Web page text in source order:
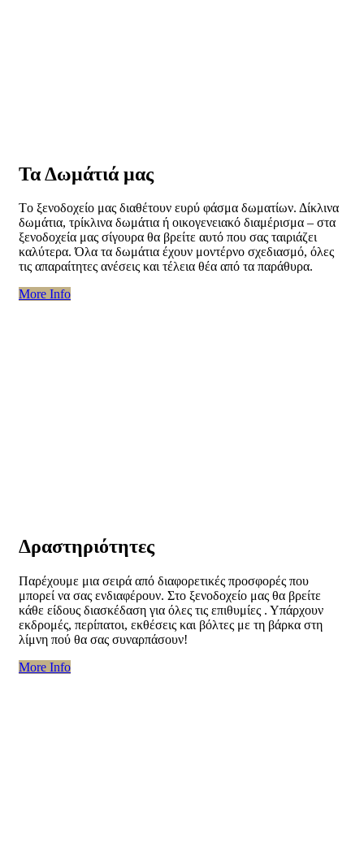
Τα Δωμάτιά μας
Τo ξενοδοχείo μας διαθέτουν ευρύ φάσμα δωματίων. Δίκλινα
δωμάτια, τρίκλινα δωμάτια ή οικογενειακό διαμέρισμα – στα
ξενοδοχεία μας σίγουρα θα βρείτε αυτό που σας ταιριάζει
καλύτερα. Όλα τα δωμάτια έχουν μοντέρνο σχεδιασμό, όλες
τις απαραίτητες ανέσεις και τέλεια θέα από τα παράθυρα.
More Info“Τα
Δραστηριότητες
Παρέχουμε μια σειρά από διαφορετικές προσφορές που
μπορεί να σας ενδιαφέρουν. Στο ξενοδοχείο μας θα βρείτε
κάθε είδους διασκέδαση για όλες τις επιθυμίες . Υπάρχουν
εκδρομές, περίπατοι, εκθέσεις και βόλτες με τη βάρκα στη
λίμνη πού θα σας συναρπάσουν!
More Info“Δραστηριότητες”